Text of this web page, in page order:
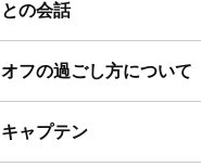
との会話
オフの過ごし方について
キャプテン